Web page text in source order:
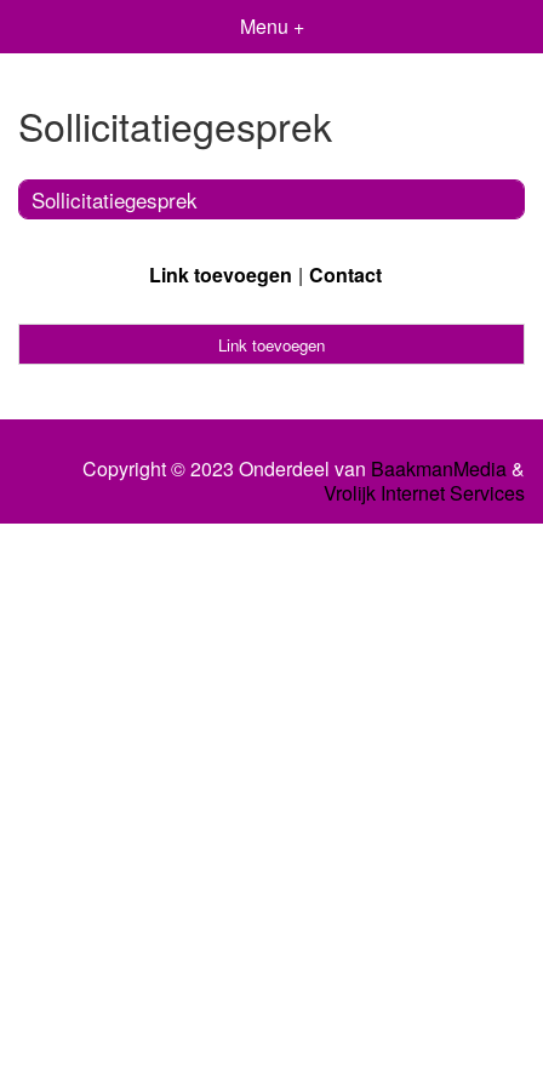
Menu +
Sollicitatiegesprek
Sollicitatiegesprek
Link toevoegen Contact
Link toevoegen
Copyright © 2023 Onderdeel van BaakmanMedia&
Vrolijk Internet Services